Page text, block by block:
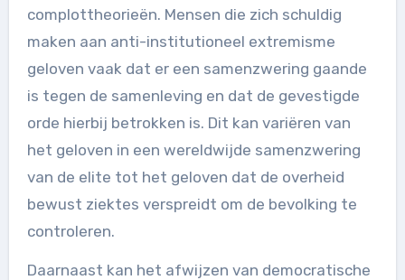
complottheorieën. Mensen die zich schuldig
maken aan anti-institutioneel extremisme
geloven vaak dat er een samenzwering gaande
is tegen de samenleving en dat de gevestigde
orde hierbij betrokken is. Dit kan variëren van
het geloven in een wereldwijde samenzwering
van de elite tot het geloven dat de overheid
bewust ziektes verspreidt om de bevolking te
controleren.
Daarnaast kan het afwijzen van democratische